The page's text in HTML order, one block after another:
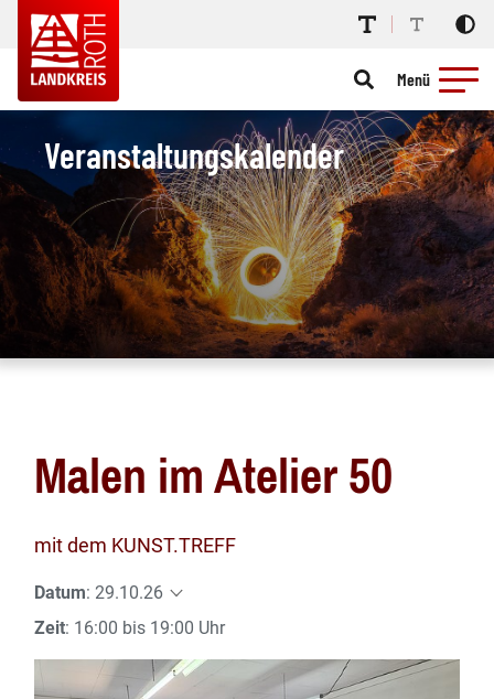
Menü
Veranstaltungskalender